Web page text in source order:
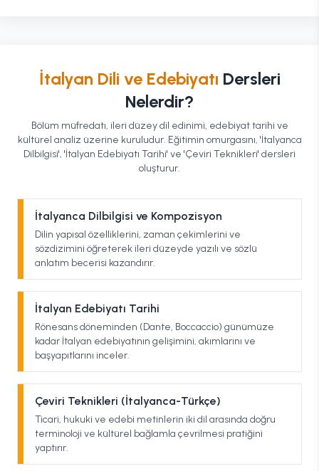
İtalyan Dili ve Edebiyatı Dersleri
Nelerdir?
Bölüm müfredatı, ileri düzey dil edinimi, edebiyat tarihi ve
kültürel analiz üzerine kuruludur. Eğitimin omurgasını, 'İtalyanca
Dilbilgisi', 'İtalyan Edebiyatı Tarihi' ve 'Çeviri Teknikleri' dersleri
oluşturur.
İtalyanca Dilbilgisi ve Kompozisyon
Dilin yapısal özelliklerini, zaman çekimlerini ve
sözdizimini öğreterek ileri düzeyde yazılı ve sözlü
anlatım becerisi kazandırır.
İtalyan Edebiyatı Tarihi
Rönesans döneminden (Dante, Boccaccio) günümüze
kadar İtalyan edebiyatının gelişimini, akımlarını ve
başyapıtlarını inceler.
Çeviri Teknikleri (İtalyanca-Türkçe)
Ticari, hukuki ve edebi metinlerin iki dil arasında doğru
terminoloji ve kültürel bağlamla çevrilmesi pratiğini
yaptırır.